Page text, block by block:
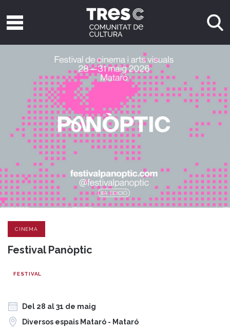
CINEMA
Festival Panòptic
FESTIVAL
Del 28 al 31 de maig
Diversos espais Mataró - Mataró